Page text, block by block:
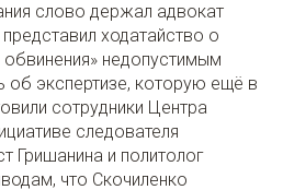
слово держал адвокат
ходатайство о
обвинения» недопустимым
об экспертизе, которую ещё в
сотрудники Центра
следователя
Гришанина и политолог
что Скочиленко